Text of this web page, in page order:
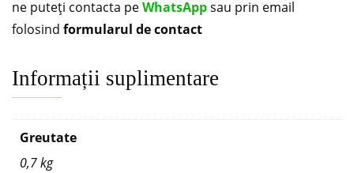
ne puteți contacta peWhatsAppsau prin email
folosind formularul de contact
Informații suplimentare
Greutate
0,7 kg